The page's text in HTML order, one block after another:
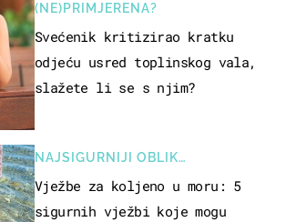
(NE)PRIMJERENA?
Svećenik kritizirao kratku
odjeću usred toplinskog vala,
slažete li se s njim?
NAJSIGURNIJI OBLIK
REKREACIJE
Vježbe za koljeno u moru: 5
sigurnih vježbi koje mogu